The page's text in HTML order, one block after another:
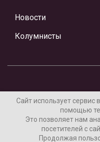
Новости
Колумнисты
Материалы
Сайт использует сервис
помощью
Это позволяет нам
посетителей с
Продолжая